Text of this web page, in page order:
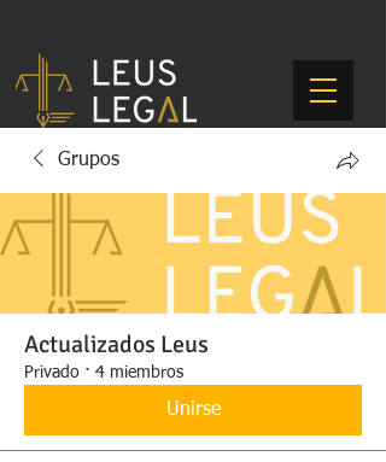
Grupos
Actualizados Leus
Privado · 4 miembros
Unirse